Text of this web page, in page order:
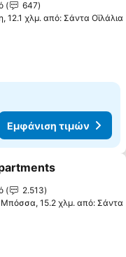
647
12.1 χλμ. από: Σάντα Οϊλάλια
Εμφάνιση τιμών
στα αγαπημένα
2.513
Μπόσσα, 15.2 χλμ. από: Σάντα